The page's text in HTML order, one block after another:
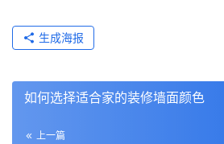
生成海报
如何选择适合家的装修墙面颜色
上一篇